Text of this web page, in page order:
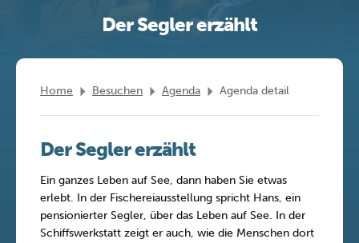
Der Segler erzählt
Home Besuchen Agenda Agenda detail
Der Segler erzählt
Ein ganzes Leben auf See, dann haben Sie etwas
erlebt. In der Fischereiausstellung spricht Hans, ein
pensionierter Segler, über das Leben auf See. In der
Schiffswerkstatt zeigt er auch, wie die Menschen dort